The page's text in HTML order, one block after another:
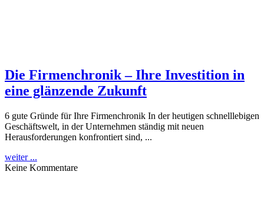
Die Firmenchronik – Ihre Investition in
eine glänzende Zukunft
6 gute Gründe für Ihre Firmenchronik In der heutigen schnelllebigen
Geschäftswelt, in der Unternehmen ständig mit neuen
Herausforderungen konfrontiert sind, ...
weiter ...
Keine Kommentare